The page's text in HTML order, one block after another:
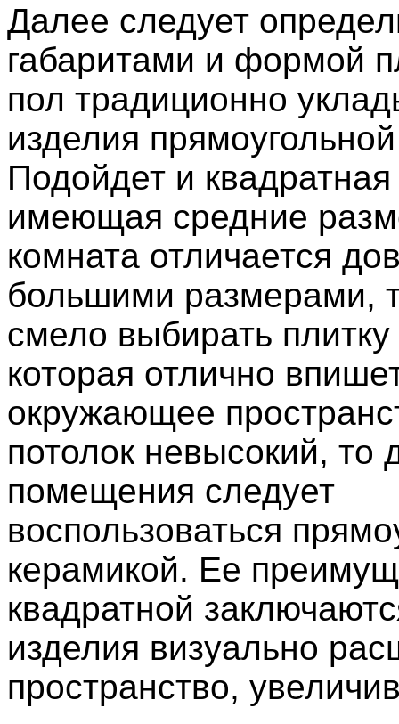
Далее следует
габаритами и формой
пол традиционно
изделия
Подойдет и квадратная
имеющая средние
комната отличается
большими размерами,
смело выбирать
которая отлично
окружающее
потолок невысокий, то
помещения следует
воспользоваться
керамикой. Ее
квадратной
изделия визуально
пространство,